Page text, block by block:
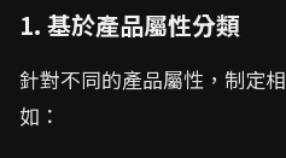
1. 基於產品屬性分類
針對不同的產品屬性，制定
如：